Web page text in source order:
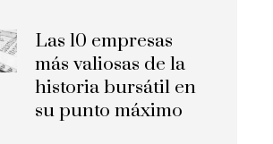
Las 10 empresas
más valiosas de la
historia bursátil en
su punto máximo